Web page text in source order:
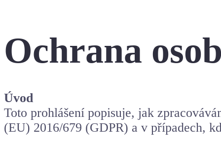
Ochrana
Úvod
Toto prohlášení popisuje, jak
(EU) 2016/679 (GDPR) a v případech,